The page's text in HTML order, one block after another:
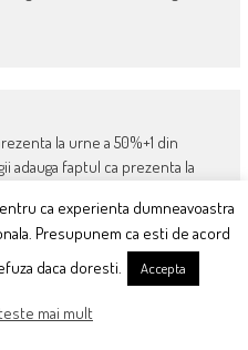
la urne a 50%+1 din
adauga faptul ca prezenta la
piratului….
ca experienta dumneavoastra
Presupunem ca esti de acord
daca doresti.
Accepta
mai mult